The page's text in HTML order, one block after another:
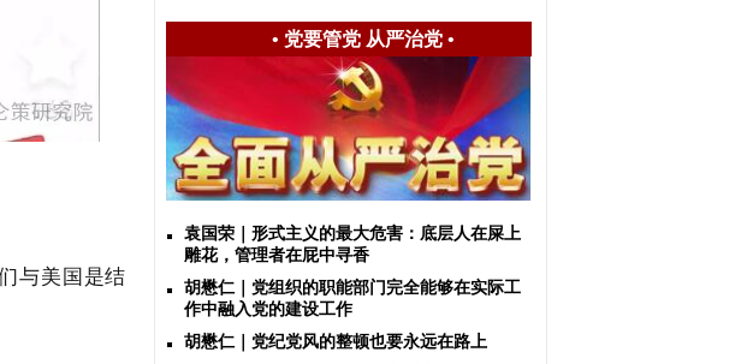
与美国是结
• 党要管党 从严治党•
袁国荣｜形式主义的最大危害：底层人在屎上
雕花，管理者在屁中寻香
胡懋仁｜党组织的职能部门完全能够在实际工
作中融入党的建设工作
胡懋仁｜党纪党风的整顿也要永远在路上